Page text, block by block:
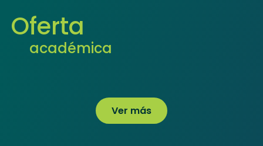
Oferta
académica
Ver más